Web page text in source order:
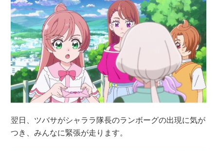
翌日、ツバサがシャララ隊長のランボーグの出現に気が
つき、みんなに緊張が走ります。